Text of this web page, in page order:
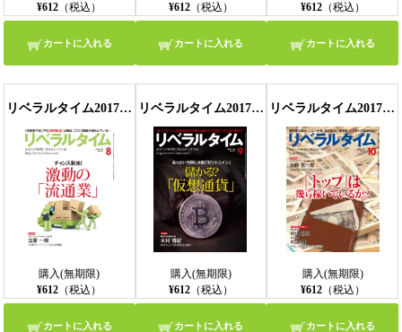
¥612 （税込）
カートに入れる
¥612（税込）
カートに入れる
¥612（税込）
カートに入れる
リベラルタイム2017年8月号
購入(無期限)
¥612 （税込）
カートに入れる
リベラルタイム2017年9月号
購入(無期限)
¥612（税込）
カートに入れる
リベラルタイム2017年10月号
購入(無期限)
¥612（税込）
カートに入れる